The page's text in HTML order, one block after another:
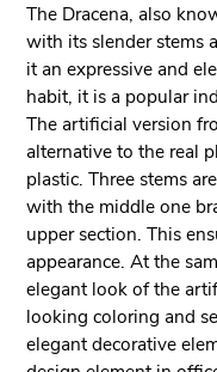
The Dracena, also
with its slender stems
it an expressive and
habit, it is a popular
The artificial version
alternative to the real
plastic. Three stems
with the middle one
upper section. This
appearance. At the
elegant look of the
looking coloring and
elegant decorative